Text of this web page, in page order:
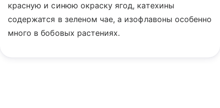
красную и синюю окраску ягод, катехины
содержатся в зеленом чае, а изофлавоны особенно
много в бобовых растениях.